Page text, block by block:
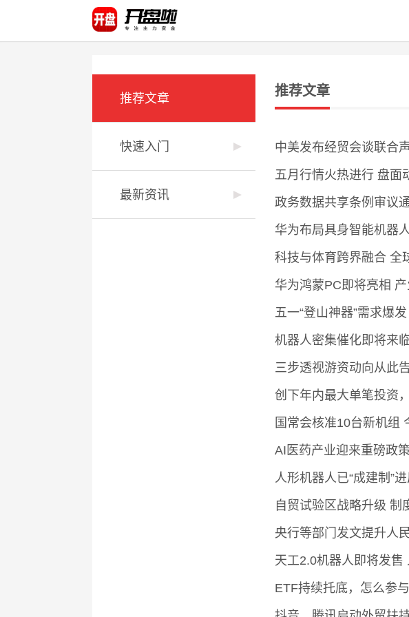
推荐文章
快速入门
最新资讯
推荐文章
中美发布经贸会谈联合
五月行情火热进行 盘面
政务数据共享条例审议
华为布局具身智能机器
科技与体育跨界融合 全
华为鸿蒙PC即将亮相
五一“登山神器”需求爆
机器人密集催化即将来
三步透视游资动向从此
创下年内最大单笔投资
国常会核准10台新机组
AI医药产业迎来重磅政
人形机器人已“成建制”
自贸试验区战略升级 制
央行等部门发文提升人
天工2.0机器人即将发售
ETF持续托底，怎么参